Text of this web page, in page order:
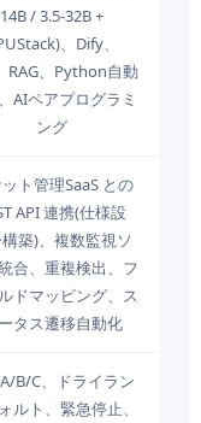
14B / 3.5-32B +
、Dify、
RAG、Python自動
AIペアプログラミ
ング
ト管理SaaS との
API 連携(仕様設
築)、複数監視ソ
合、重複検出、フ
ドマッピング、ス
タス遷移自動化
B/C、ドライラン
ルト、緊急停止、